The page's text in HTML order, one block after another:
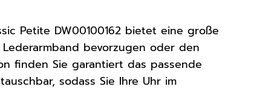
Petite DW00100162 bietet eine große
bevorzugen oder den
finden Sie garantiert das passende
sodass Sie Ihre Uhr im